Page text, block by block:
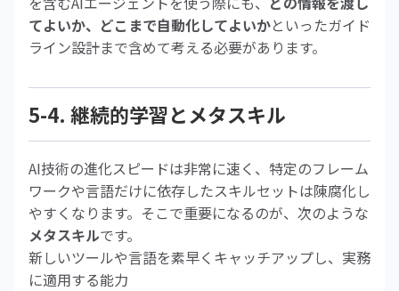
てよいか、どこまで自動化してよいかといったガイド
ライン設計まで含めて考える必要があります。
5-4. 継続的学習とメタスキル
AI技術の進化スピードは非常に速く、特定のフレーム
ワークや言語だけに依存したスキルセットは陳腐化し
やすくなります。そこで重要になるのが、次のような
メタスキルです。
新しいツールや言語を素早くキャッチアップし、実務
に適用する能力